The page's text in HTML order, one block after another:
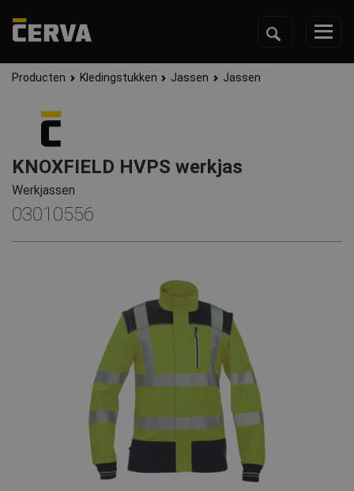
Producten Kledingstukken Jassen Jassen
KNOXFIELD HVPS werkjas
Werkjassen
03010556